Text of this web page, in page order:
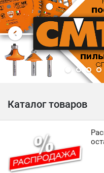
Каталог товаров